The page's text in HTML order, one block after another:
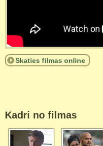
Skaties filmas online
Kadri no filmas